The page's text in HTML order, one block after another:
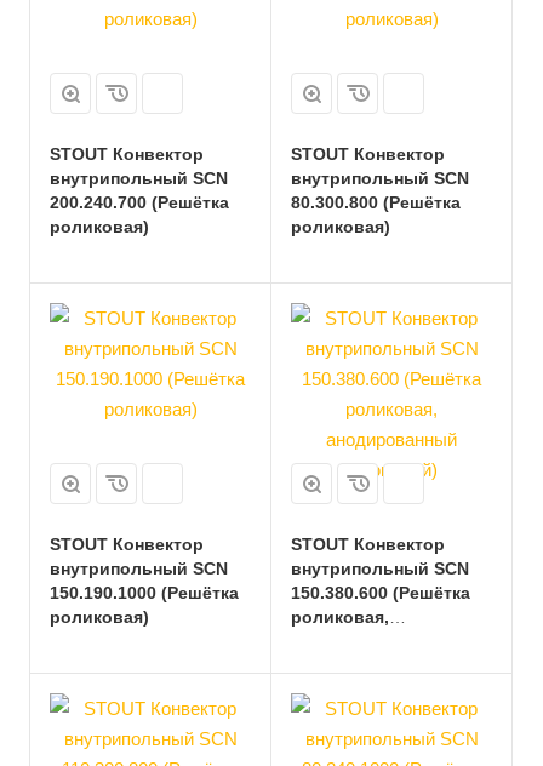
STOUT Конвектор
внутрипольный SCN
200.240.700 (Решётка
роликовая)
STOUT Конвектор
внутрипольный SCN
80.300.800 (Решётка
роликовая)
STOUT Конвектор
внутрипольный SCN
150.190.1000 (Решётка
роликовая)
STOUT Конвектор
внутрипольный SCN
150.380.600 (Решётка
роликовая,